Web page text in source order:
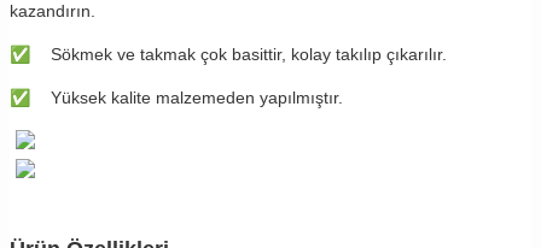
kazandırın.
✅ Sökmek ve takmak çok basittir, kolay takılıp çıkarılır.
✅ Yüksek kalite malzemeden yapılmıştır.